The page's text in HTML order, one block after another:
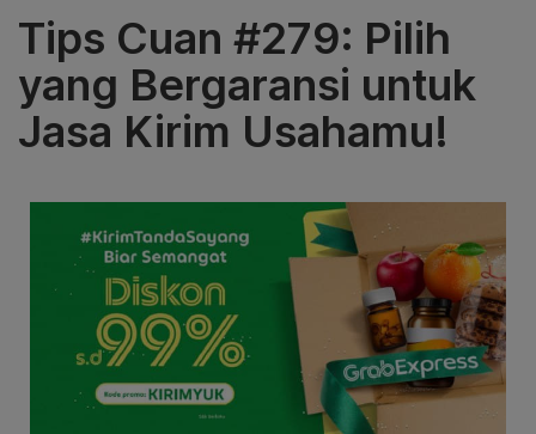
Tips Cuan #279: Pilih
yang Bergaransi untuk
Jasa Kirim Usahamu!